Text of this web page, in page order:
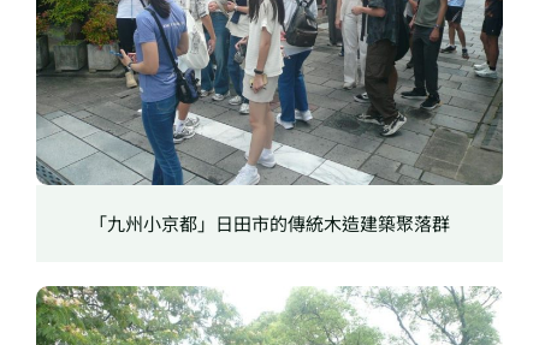
「九州小京都」日田市的傳統木造建築聚落群